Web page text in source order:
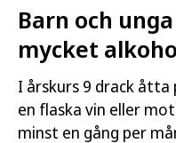
Barn och
mycket
I årskurs 9 drack
en flaska vin eller
minst en gång per